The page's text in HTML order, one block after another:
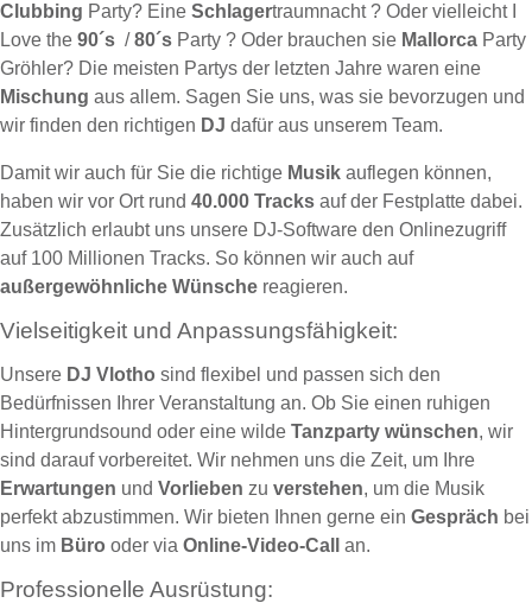
Clubbing Party? Eine Schlagertraumnacht ? Oder vielleicht I
Love the 90´s /80´s Party ? Oder brauchen sie Mallorca Party
Gröhler? Die meisten Partys der letzten Jahre waren eine
Mischung aus allem. Sagen Sie uns, was sie bevorzugen und
wir finden den richtigen DJ dafür aus unserem Team.
Damit wir auch für Sie die richtige Musik auflegen können,
haben wir vor Ort rund 40.000 Tracks auf der Festplatte dabei.
Zusätzlich erlaubt uns unsere DJ-Software den Onlinezugriff
auf 100 Millionen Tracks. So können wir auch auf
außergewöhnliche Wünsche reagieren.
Vielseitigkeit und Anpassungsfähigkeit:
Unsere DJ Vlotho sind flexibel und passen sich den
Bedürfnissen Ihrer Veranstaltung an. Ob Sie einen ruhigen
Hintergrundsound oder eine wilde Tanzparty wünschen, wir
sind darauf vorbereitet. Wir nehmen uns die Zeit, um Ihre
Erwartungen und Vorlieben zu verstehen, um die Musik
perfekt abzustimmen. Wir bieten Ihnen gerne ein Gespräch bei
uns im Büro oder via Online-Video-Call an.
Professionelle Ausrüstung: